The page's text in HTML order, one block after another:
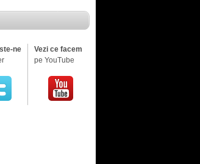
ne
Vezi ce facem
pe YouTube